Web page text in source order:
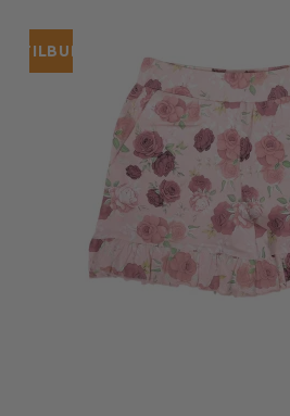
TILBUD